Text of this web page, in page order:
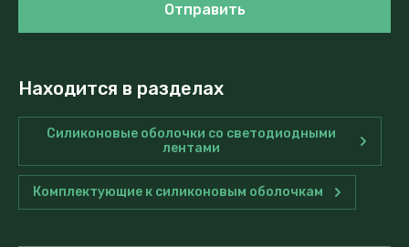
Отправить
Находится в разделах
Силиконовые оболочки со светодиодными
лентами
Комплектующие к силиконовым оболочкам